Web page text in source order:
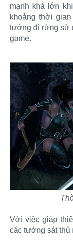
mạnh khá lớn
khoảng thời
tướng đi rừng sử
game.
Với việc giáp
các tướng sát thủ